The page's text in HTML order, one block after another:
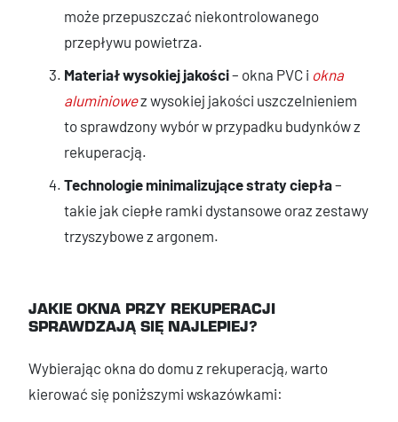
może przepuszczać niekontrolowanego
przepływu powietrza.
Materiał wysokiej jakości– okna PVC i okna
aluminiowez wysokiej jakości uszczelnieniem
to sprawdzony wybór w przypadku budynków z
rekuperacją.
Technologie minimalizujące straty ciepła–
takie jak ciepłe ramki dystansowe oraz zestawy
trzyszybowe z argonem.
JAKIE OKNA PRZY REKUPERACJI
SPRAWDZAJĄ SIĘ NAJLEPIEJ?
Wybierając okna do domu z rekuperacją, warto
kierować się poniższymi wskazówkami: